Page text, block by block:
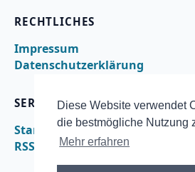
Diese Website verwendet
die bestmögliche Nutzung
Mehr erfahren
RECHTLICHES
Impressum
Datenschutzerklärung
SERVICE
Startseite
RSS